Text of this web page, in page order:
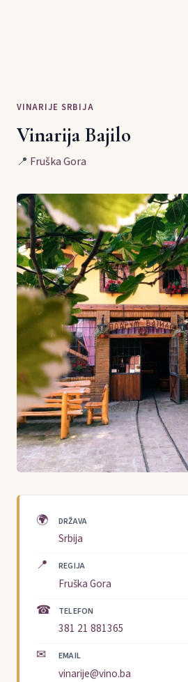
VINARIJE SRBIJA
Vinarija Bajilo
📍 Fruška Gora
🌍 DRŽAVA
Srbija
📍 REGIJA
Fruška Gora
☎ TELEFON
381 21 881365
✉ EMAIL
vinarije@vino.ba